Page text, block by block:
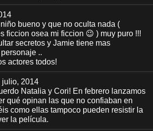
bueno y que no oculta nada (
ficcion osea mi ficcion 😉 ) muy puro !!!
secretos y Jamie tiene mas
..
actores todos!
julio, 2014
Natalia y Cori! En febrero lanzamos
qué opinan las que no confiaban en
como ellas tampoco pueden resistir la
la película.